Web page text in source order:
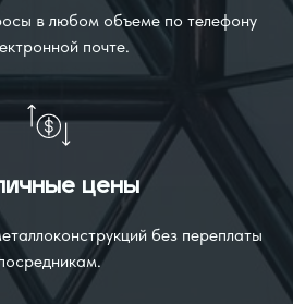
в любом объеме по телефону
почте.
цены
без переплаты